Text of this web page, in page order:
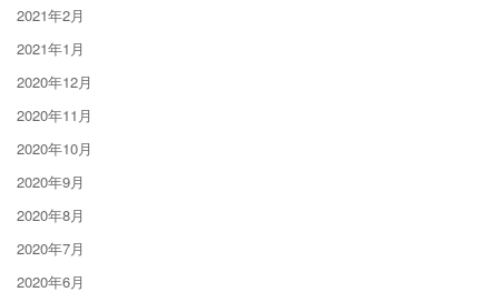
2021年2月
2021年1月
2020年12月
2020年11月
2020年10月
2020年9月
2020年8月
2020年7月
2020年6月